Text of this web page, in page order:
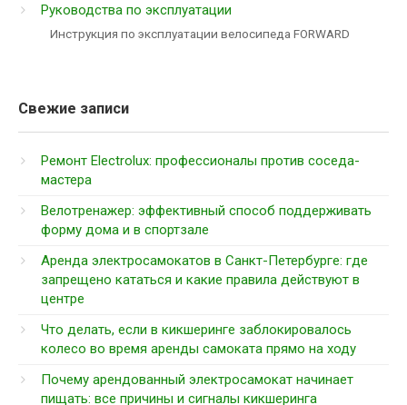
Руководства по эксплуатации
Инструкция по эксплуатации велосипеда FORWARD
Свежие записи
Ремонт Electrolux: профессионалы против соседа-
мастера
Велотренажер: эффективный способ поддерживать
форму дома и в спортзале
Аренда электросамокатов в Санкт-Петербурге: где
запрещено кататься и какие правила действуют в
центре
Что делать, если в кикшеринге заблокировалось
колесо во время аренды самоката прямо на ходу
Почему арендованный электросамокат начинает
пищать: все причины и сигналы кикшеринга